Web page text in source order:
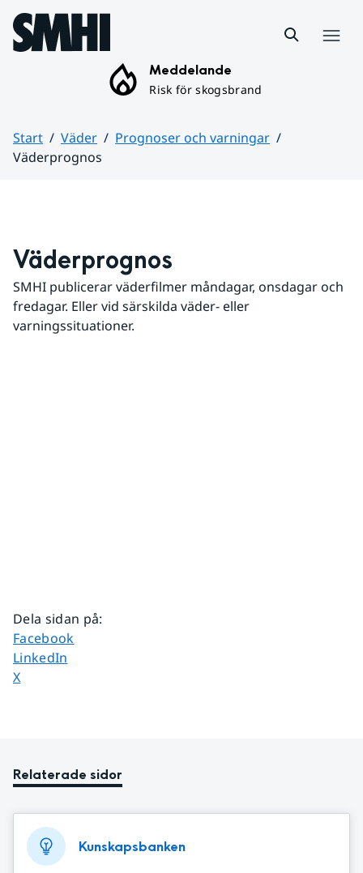
Hoppa till sidans innehåll
Meddelande
Risk för skogsbrand
Start Väder
Prognoser och varningar
Väderprognos
Väderprognos
SMHI publicerar väderfilmer måndagar, onsdagar och
fredagar. Eller vid särskilda väder- eller
varningssituationer.
Dela sidan på:
Dela sidan på
Facebook
Dela sidan på
LinkedIn
Dela sidan på
X
Relaterade sidor
Kunskapsbanken